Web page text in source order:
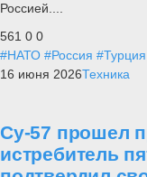
Россией....
561 0 0
#НАТО #Россия #Турция
16 июня 2026Техника
Су-57 прошел
истребитель